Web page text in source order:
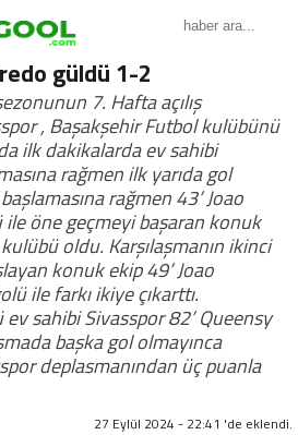
güldü 1-2
7. Hafta açılış
, Başakşehir Futbol kulübünü
ilk dakikalarda ev sahibi
rağmen ilk yarıda gol
rağmen 43’ Joao
öne geçmeyi başaran konuk
oldu. Karşılaşmanın ikinci
konuk ekip 49’ Joao
ile farkı ikiye çıkarttı.
sahibi Sivasspor 82’ Queensy
başka gol olmayınca
deplasmanından üç puanla
27 Eylül 2024 - 22:41 'de eklendi.